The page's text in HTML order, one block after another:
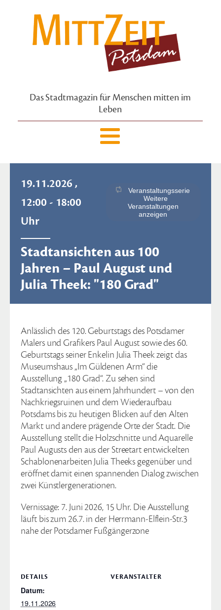
Das Stadtmagazin für Menschen mitten im
Leben
19.11.2026 ,
12:00 - 18:00
Uhr
Veranstaltungsserie
Weitere
Veranstaltungen
anzeigen
Stadtansichten aus 100
Jahren – Paul August und
Julia Theek: "180 Grad"
Anlässlich des 120. Geburtstags des Potsdamer
Malers und Grafikers Paul August sowie des 60.
Geburtstags seiner Enkelin Julia Theek zeigt das
Museumshaus „Im Güldenen Arm“ die
Ausstellung „180 Grad“. Zu sehen sind
Stadtansichten aus einem Jahrhundert – von den
Nachkriegsruinen und dem Wiederaufbau
Potsdams bis zu heutigen Blicken auf den Alten
Markt und andere prägende Orte der Stadt. Die
Ausstellung stellt die Holzschnitte und Aquarelle
Paul Augusts den aus der Streetart entwickelten
Schablonenarbeiten Julia Theeks gegenüber und
eröffnet damit einen spannenden Dialog zwischen
zwei Künstlergenerationen.
Vernissage: 7. Juni 2026, 15 Uhr. Die Ausstellung
läuft bis zum 26.7. in der Herrmann-Elflein-Str.3
nahe der Potsdamer Fußgängerzone
DETAILS
Datum:
19.11.2026
VERANSTALTER